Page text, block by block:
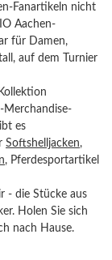
Fanartikeln nicht
Aachen-
für Damen,
auf dem Turnier
Merchandise-
es
Softshelljacken,
, Pferdesportartikel
- die Stücke aus
Holen Sie sich
nach Hause.